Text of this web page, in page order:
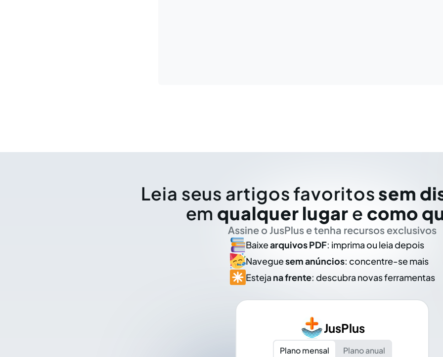
Leia seus artigos favoritos sem
em qualquer lugar e como
Assine o JusPlus e tenha recursos exclusivos
Baixearquivos PDF: imprima ou leia depois
Naveguesem anúncios: concentre-se mais
Esteja na frente: descubra novas ferramentas
JusPlus
Plano mensal
Plano anual